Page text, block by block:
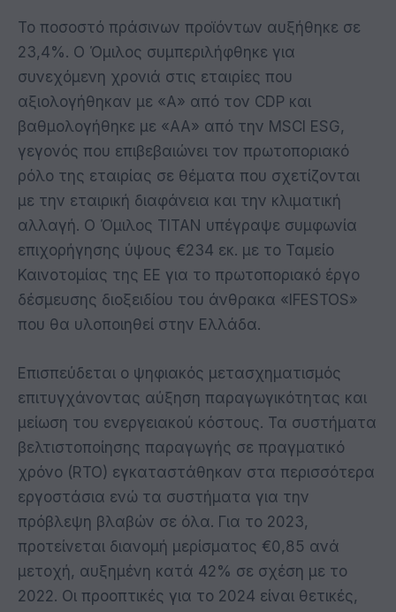
Το ποσοστό πράσινων προϊόντων αυξήθηκε σε
23,4%. Ο Όμιλος συμπεριλήφθηκε για
συνεχόμενη χρονιά στις εταιρίες που
αξιολογήθηκαν με «Α» από τον CDP και
βαθμολογήθηκε με «ΑΑ» από την MSCI ESG,
γεγονός που επιβεβαιώνει τον πρωτοποριακό
ρόλο της εταιρίας σε θέματα που σχετίζονται
με την εταιρική διαφάνεια και την κλιματική
αλλαγή. Ο Όμιλος ΤΙΤΑΝ υπέγραψε συμφωνία
επιχορήγησης ύψους €234 εκ. με το Ταμείο
Καινοτομίας της ΕΕ για το πρωτοποριακό έργο
δέσμευσης διοξειδίου του άνθρακα «IFESTOS»
που θα υλοποιηθεί στην Ελλάδα.
Επισπεύδεται ο ψηφιακός μετασχηματισμός
επιτυγχάνοντας αύξηση παραγωγικότητας και
μείωση του ενεργειακού κόστους. Τα συστήματα
βελτιστοποίησης παραγωγής σε πραγματικό
χρόνο (RTO) εγκαταστάθηκαν στα περισσότερα
εργοστάσια ενώ τα συστήματα για την
πρόβλεψη βλαβών σε όλα. Για το 2023,
προτείνεται διανομή μερίσματος €0,85 ανά
μετοχή, αυξημένη κατά 42% σε σχέση με το
2022. Οι προοπτικές για το 2024 είναι θετικές,